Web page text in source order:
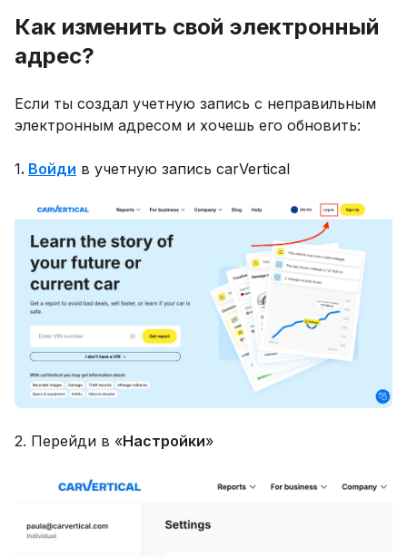
Как изменить свой электронный
адрес?
Если ты создал учетную запись с неправильным
электронным адресом и хочешь его обновить:
1. Войди в учетную запись carVertical
2. Перейди в «Настройки»